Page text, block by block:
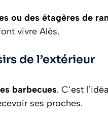
ou des étagères de
vivre Alès.
de l’extérieur
barbecues. C’est
ses proches.